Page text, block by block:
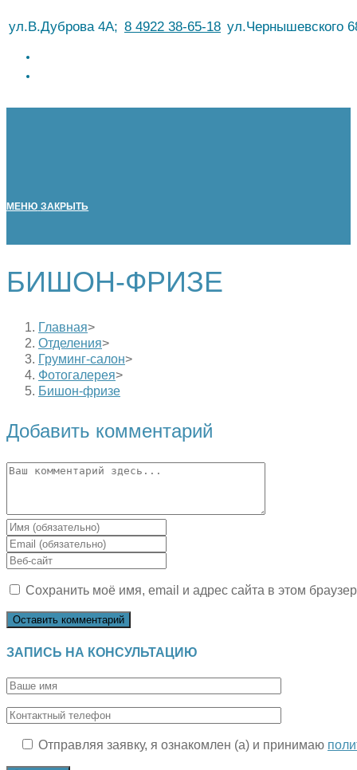
кул.В.Дуброва 4А; 8 4922 38-65-18 ул.Чернышевского
МЕНЮ ЗАКРЫТЬ
БИШОН-ФРИЗЕ
Главная>
Отделения>
Груминг-салон>
Фотогалерея>
Бишон-фризе
Добавить комментарий
Комментарий
Введите
свое
имя
или
имя
чтобы
Введите
свой
адрес,
прокомментировать
Введите
вашего
сайта
Сохранить моё имя, email и адрес сайта в этом
ЗАПИСЬ НА КОНСУЛЬТАЦИЮ
Отправляя заявку, я ознакомлен (а) и принимаю